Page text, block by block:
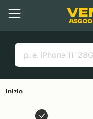
Contenuto principale
Menu
Cerca
Link utili
Inizio